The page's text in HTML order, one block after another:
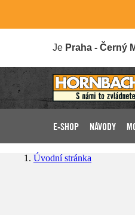
Je Praha - Černý
E-SHOP NÁVODY
Úvodní stránka